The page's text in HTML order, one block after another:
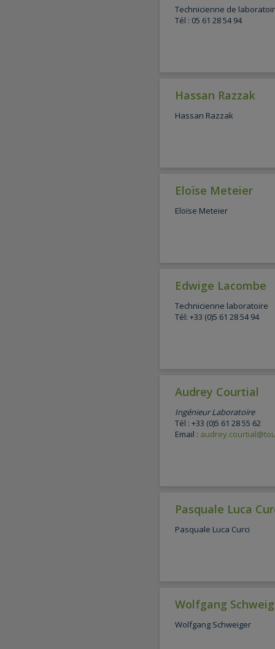
Technicienne de
Tél : 05 61 28 54 94
Hassan Razzak
Hassan Razzak
Eloïse Meteier
Eloïse Meteier
Edwige Lacombe
Technicienne laboratoire
Tél: +33 (0)5 61 28 54 94
Audrey Courtial
Ingénieur Laboratoire
Tél : +33 (0)5 61 28 55 62
Email :
Pasquale Luca
Pasquale Luca Curci
Wolfgang
Wolfgang Schweiger